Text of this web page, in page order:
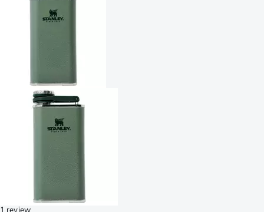
1 review